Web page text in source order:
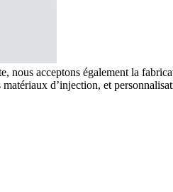
nous acceptons également la
d’injection, et